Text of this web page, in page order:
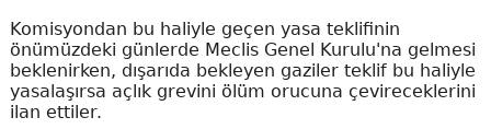
Komisyondan bu haliyle geçen yasa teklifinin
önümüzdeki günlerde Meclis Genel Kurulu'na gelmesi
beklenirken, dışarıda bekleyen gaziler teklif bu haliyle
yasalaşırsa açlık grevini ölüm orucuna çevireceklerini
ilan ettiler.